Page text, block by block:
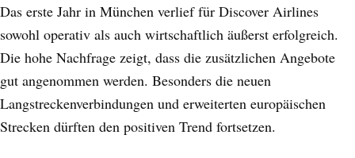
Das erste Jahr in München verlief für Discover Airlines
sowohl operativ als auch wirtschaftlich äußerst erfolgreich.
Die hohe Nachfrage zeigt, dass die zusätzlichen Angebote
gut angenommen werden. Besonders die neuen
Langstreckenverbindungen und erweiterten europäischen
Strecken dürften den positiven Trend fortsetzen.